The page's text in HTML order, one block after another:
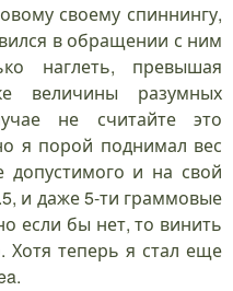
своему спиннингу,
в обращении с ним
наглеть, превышая
величины разумных
не считайте это
я порой поднимал вес
допустимого и на свой
и даже 5-ти граммовые
если бы нет, то винить
Хотя теперь я стал еще